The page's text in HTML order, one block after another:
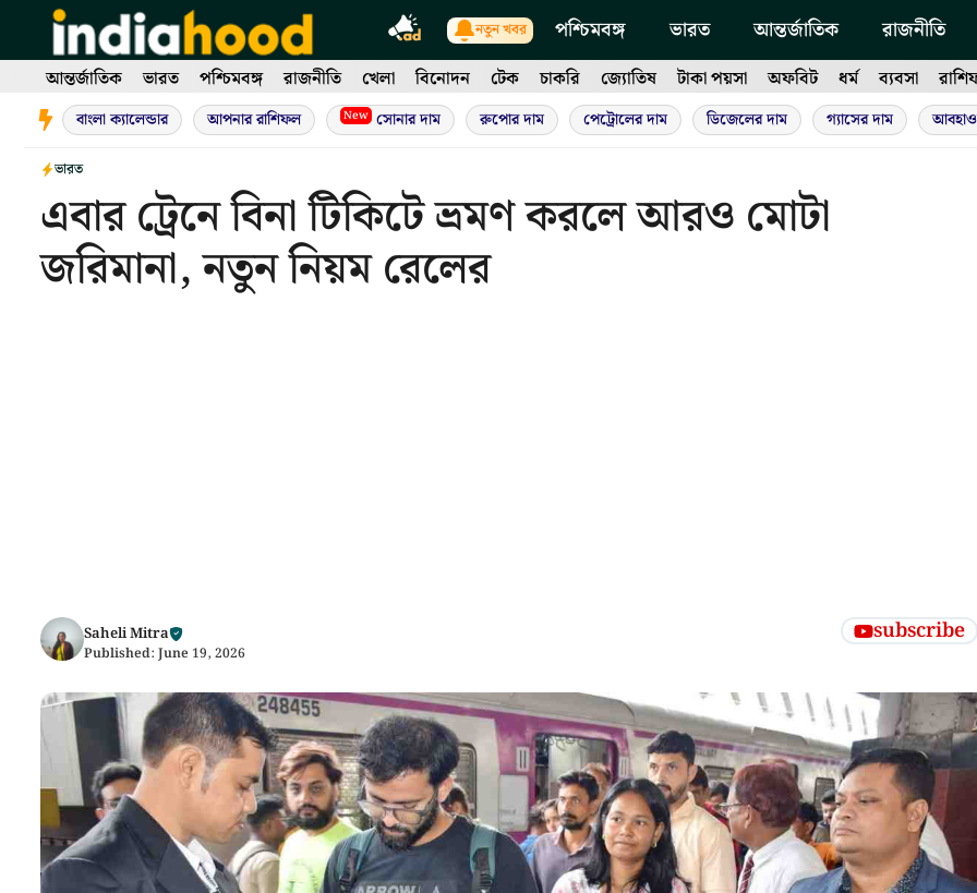
content
নতুন খবর পশ্চিমবঙ্গ ভারত আন্তর্জাতিক রাজনীতি
আন্তর্জাতিক ভারত পশ্চিমবঙ্গ রাজনীতি খেলা বিনোদন টেক চাকরি জ্যোতিষ টাকা পয়সা অফবিট ধর্ম ব্যবসা
বাংলা ক্যালেন্ডার আপনার রাশিফল New সোনার দাম রুপোর দাম পেট্রোলের দাম ডিজেলের দাম গ্যাসের দাম
ভারত
এবার ট্রেনে বিনা টিকিটে ভ্রমণ করলে আরও মোটা
জরিমানা, নতুন নিয়ম রেলের
Saheli Mitra
Published: June 19, 2026
subscribe